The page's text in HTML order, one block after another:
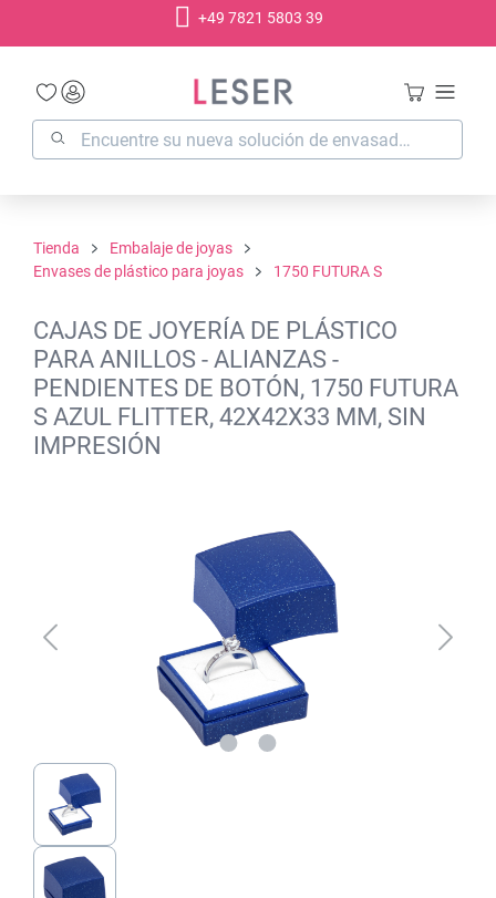
+49 7821 5803 39
Tienda
Embalaje de joyas
Envases de plástico para joyas
1750 FUTURA S
CAJAS DE JOYERÍA DE PLÁSTICO
PARA ANILLOS - ALIANZAS -
PENDIENTES DE BOTÓN, 1750 FUTURA
S AZUL FLITTER, 42X42X33 MM, SIN
IMPRESIÓN